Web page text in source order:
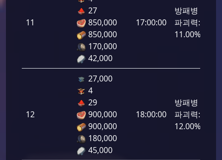
11
27
850,000
850,000
170,000
42,000
17:00:00
방패병
파괴력:
11.00%
12
27,000
4
29
900,000
900,000
180,000
45,000
18:00:00
방패병
파괴력:
12.00%